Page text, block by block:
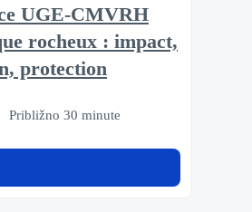
UGE-CMVRH
rocheux : impact,
protection
Približno 30 minute